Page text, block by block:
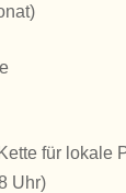
für lokale
Uhr)